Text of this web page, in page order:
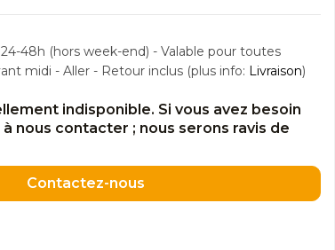
24-48h (hors week-end) - Valable pour toutes
midi - Aller - Retour inclus (plus info: Livraison)
indisponible. Si vous avez besoin
nous contacter ; nous serons ravis de
Contactez-nous